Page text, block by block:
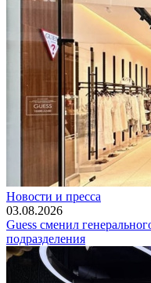
Новости и пресса
03.08.2026
Guess сменил
подразделения